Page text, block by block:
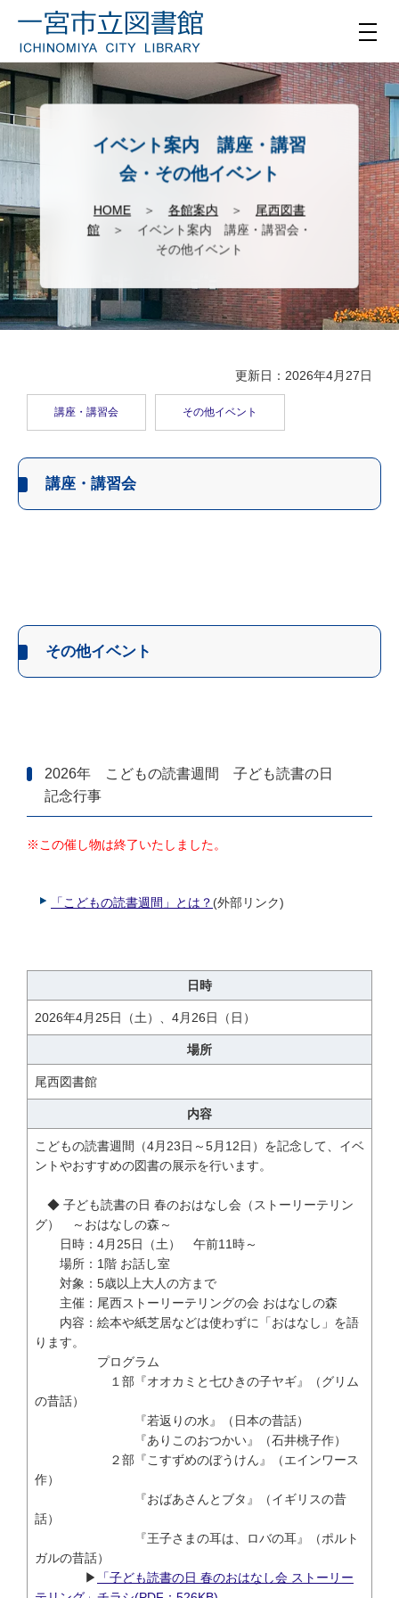
イベント案内 講座・講習
会・その他イベント
HOME＞ 各館案内 ＞ 尾西図書
館＞ イベント案内 講座・講習会・
その他イベント
更新日：2026年4月27日
講座・講習会 その他イベント
講座・講習会
その他イベント
2026年 こどもの読書週間 子ども読書の日
記念行事
※この催し物は終了いたしました。
「こどもの読書週間」とは？ (外部リンク)
日時
2026年4月25日（土）、4月26日（日）
場所
尾西図書館
内容
こどもの読書週間（4月23日～5月12日）を記念して、イベ
ントやおすすめの図書の展示を行います。
◆ 子ども読書の日 春のおはなし会（ストーリーテリン
グ） ～おはなしの森～
日時：4月25日（土） 午前11時～
場所：1階 お話し室
対象：5歳以上大人の方まで
主催：尾西ストーリーテリングの会 おはなしの森
内容：絵本や紙芝居などは使わずに「おはなし」を語
ります。
プログラム
１部『オオカミと七ひきの子ヤギ』（グリム
の昔話）
『若返りの水』（日本の昔話）
『ありこのおつかい』（石井桃子作）
２部『こすずめのぼうけん』（エインワース
作）
『おばあさんとブタ』（イギリスの昔
話）
『王子さまの耳は、ロバの耳』（ポルト
ガルの昔話）
▶
「子ども読書の日 春のおはなし会 ストーリー